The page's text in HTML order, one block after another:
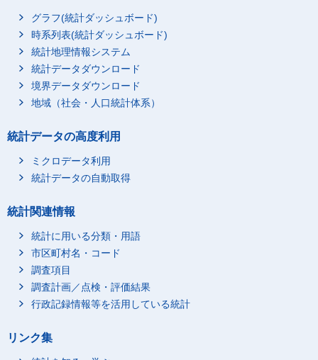
グラフ(統計ダッシュボード)
時系列表(統計ダッシュボード)
統計地理情報システム
統計データダウンロード
境界データダウンロード
地域（社会・人口統計体系）
統計データの高度利用
ミクロデータ利用
統計データの自動取得
統計関連情報
統計に用いる分類・用語
市区町村名・コード
調査項目
調査計画／点検・評価結果
行政記録情報等を活用している統計
リンク集